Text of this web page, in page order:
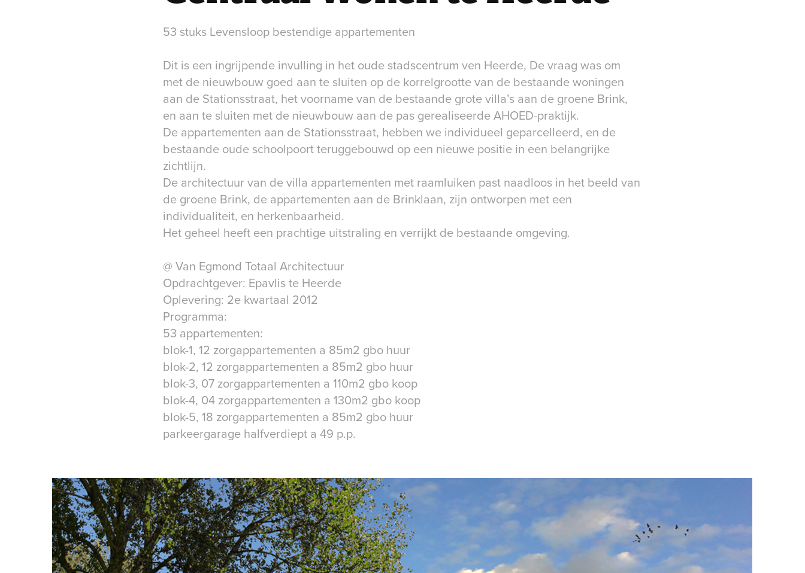
53 stuks Levensloop bestendige appartementen
Dit is een ingrijpende invulling in het oude stadscentrum ven Heerde, De vraag was om
met de nieuwbouw goed aan te sluiten op de korrelgrootte van de bestaande woningen
aan de Stationsstraat, het voorname van de bestaande grote villa’s aan de groene Brink,
en aan te sluiten met de nieuwbouw aan de pas gerealiseerde AHOED-praktijk.
De appartementen aan de Stationsstraat, hebben we individueel geparcelleerd, en de
bestaande oude schoolpoort teruggebouwd op een nieuwe positie in een belangrijke
zichtlijn.
De architectuur van de villa appartementen met raamluiken past naadloos in het beeld van
de groene Brink, de appartementen aan de Brinklaan, zijn ontworpen met een
individualiteit, en herkenbaarheid.
Het geheel heeft een prachtige uitstraling en verrijkt de bestaande omgeving.
@ Van Egmond Totaal Architectuur
Opdrachtgever: Epavlis te Heerde
Oplevering: 2e kwartaal 2012
Programma:
53 appartementen:
blok-1, 12 zorgappartementen a 85m2 gbo huur
blok-2, 12 zorgappartementen a 85m2 gbo huur
blok-3, 07 zorgappartementen a 110m2 gbo koop
blok-4, 04 zorgappartementen a 130m2 gbo koop
blok-5, 18 zorgappartementen a 85m2 gbo huur
parkeergarage halfverdiept a 49 p.p.